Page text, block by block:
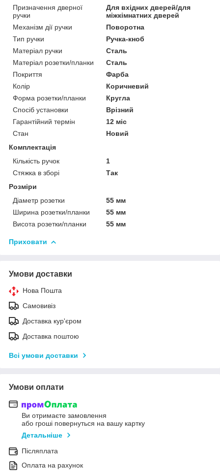
Призначення дверної
ручки
Для вхідних дверей/для
міжкімнатних дверей
Механізм дії ручки
Поворотна
Тип ручки
Ручка-кноб
Матеріал ручки
Сталь
Матеріал розетки/планки
Сталь
Покриття
Фарба
Колір
Коричневий
Форма розетки/планки
Кругла
Спосіб установки
Врізний
Гарантійний термін
12 міс
Стан
Новий
Комплектація
Кількість ручок
1
Стяжка в зборі
Так
Розміри
Діаметр розетки
55 мм
Ширина розетки/планки
55 мм
Висота розетки/планки
55 мм
Приховати
Умови доставки
Нова Пошта
Самовивіз
Доставка кур'єром
Доставка поштою
Всі умови доставки
Умови оплати
Ви отримаєте замовлення
або гроші повернуться на вашу картку
Детальніше
Післяплата
Оплата на рахунок